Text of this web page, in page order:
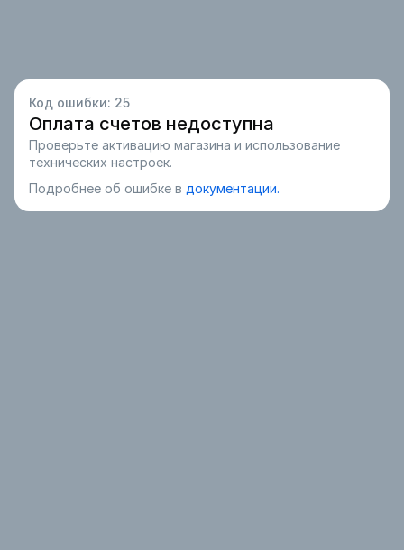
Код ошибки: 25
Оплата счетов недоступна
Проверьте активацию магазина и использование
технических настроек.
Подробнее об ошибке в документации.